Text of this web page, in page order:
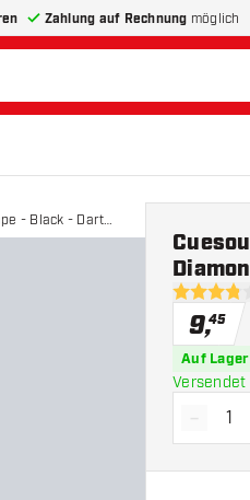
Zahlung auf Rechnung möglich
- Black - Dart
3.8
9,45
Auf Lager
Versendet
-